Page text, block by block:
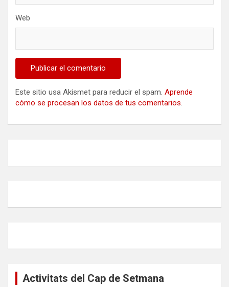
Web
Este sitio usa Akismet para reducir el spam. Aprende
cómo se procesan los datos de tus comentarios.
Activitats del Cap de Setmana